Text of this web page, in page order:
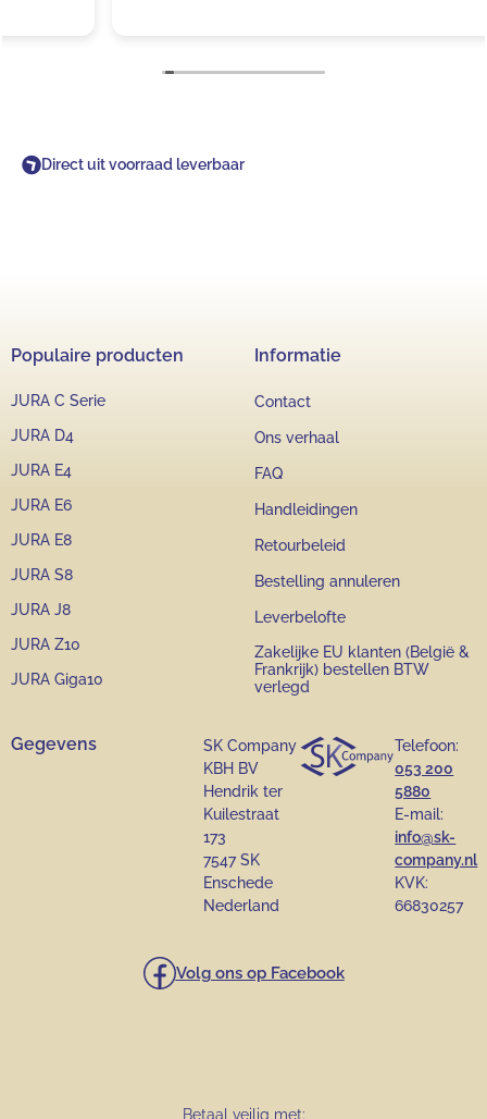
Direct uit voorraad leverbaar
Populaire producten
JURA C Serie
JURA D4
JURA E4
JURA E6
JURA E8
JURA S8
JURA J8
JURA Z10
JURA Giga10
Informatie
Contact
Ons verhaal
FAQ
Handleidingen
Retourbeleid
Bestelling annuleren
Leverbelofte
Zakelijke EU klanten (België &
Frankrijk) bestellen BTW
verlegd
Gegevens
SK Company
KBH BV
Hendrik ter
Kuilestraat
173
7547 SK
Enschede
Nederland
Telefoon:
053 200
5880
E-mail:
info@sk-
company.nl
KVK:
66830257
Volg ons op Facebook
Betaal veilig met: